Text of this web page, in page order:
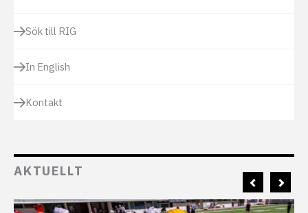
Sök till RIG
In English
Kontakt
AKTUELLT